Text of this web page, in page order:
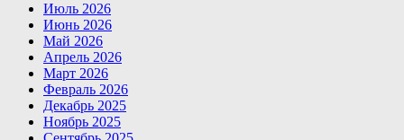
Июль 2026
Июнь 2026
Май 2026
Апрель 2026
Март 2026
Февраль 2026
Декабрь 2025
Ноябрь 2025